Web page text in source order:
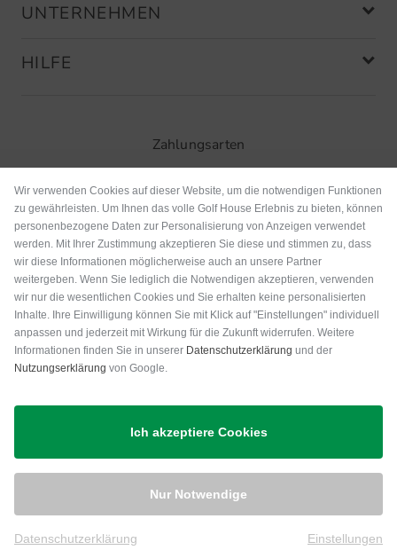
UNTERNEHMEN
HILFE
Zahlungsarten
Versand
Wir verwenden Cookies auf dieser Website, um die notwendigen Funktionen
zu gewährleisten. Um Ihnen das volle Golf House Erlebnis zu bieten, können
personenbezogene Daten zur Personalisierung von Anzeigen verwendet
werden. Mit Ihrer Zustimmung akzeptieren Sie diese und stimmen zu, dass
wir diese Informationen möglicherweise auch an unsere Partner
weitergeben. Wenn Sie lediglich die Notwendigen akzeptieren, verwenden
wir nur die wesentlichen Cookies und Sie erhalten keine personalisierten
Inhalte. Ihre Einwilligung können Sie mit Klick auf "Einstellungen" individuell
anpassen und jederzeit mit Wirkung für die Zukunft widerrufen. Weitere
Informationen finden Sie in unserer Datenschutzerklärung und der
Nutzungserklärung von Google.
Ich akzeptiere Cookies
Nur Notwendige
Datenschutzerklärung Einstellungen